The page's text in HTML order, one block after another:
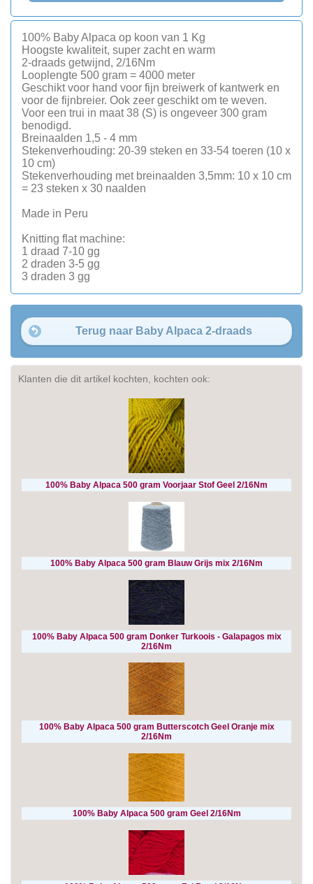
100% Baby Alpaca op koon van 1 Kg
Hoogste kwaliteit, super zacht en warm
2-draads getwijnd, 2/16Nm
Looplengte 500 gram = 4000 meter
Geschikt voor hand voor fijn breiwerk of kantwerk en
voor de fijnbreier. Ook zeer geschikt om te weven.
Voor een trui in maat 38 (S) is ongeveer 300 gram
benodigd.
Breinaalden 1,5 - 4 mm
Stekenverhouding: 20-39 steken en 33-54 toeren (10 x
10 cm)
Stekenverhouding met breinaalden 3,5mm: 10 x 10 cm
= 23 steken x 30 naalden
Made in Peru
Knitting flat machine:
1 draad 7-10 gg
2 draden 3-5 gg
3 draden 3 gg
Terug naar Baby Alpaca 2-draads
Klanten die dit artikel kochten, kochten ook:
100% Baby Alpaca 500 gram Voorjaar Stof Geel 2/16Nm
100% Baby Alpaca 500 gram Blauw Grijs mix 2/16Nm
100% Baby Alpaca 500 gram Donker Turkoois - Galapagos mix
2/16Nm
100% Baby Alpaca 500 gram Butterscotch Geel Oranje mix
2/16Nm
100% Baby Alpaca 500 gram Geel 2/16Nm